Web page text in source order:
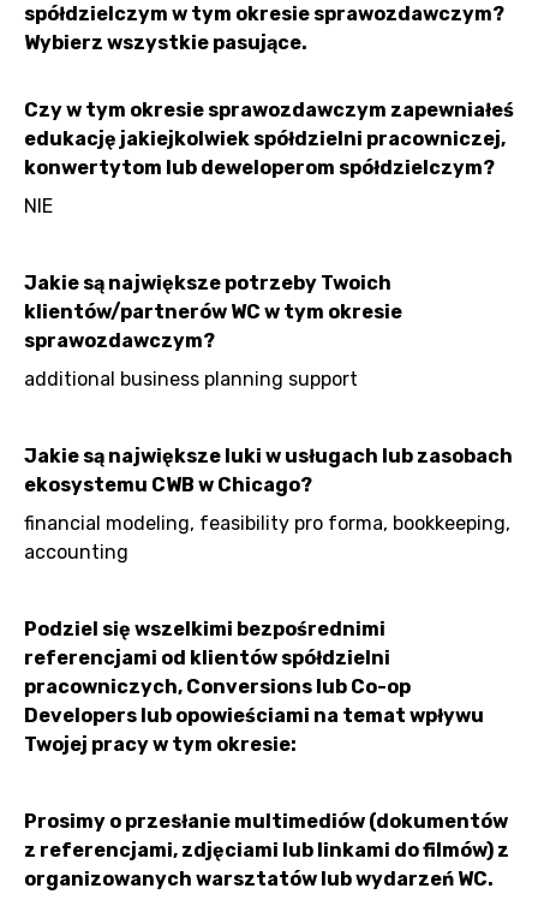
spółdzielczym w tym okresie sprawozdawczym?
Wybierz wszystkie pasujące.
Czy w tym okresie sprawozdawczym zapewniałeś
edukację jakiejkolwiek spółdzielni pracowniczej,
konwertytom lub deweloperom spółdzielczym?
NIE
Jakie są największe potrzeby Twoich
klientów/partnerów WC w tym okresie
sprawozdawczym?
additional business planning support
Jakie są największe luki w usługach lub zasobach
ekosystemu CWB w Chicago?
financial modeling, feasibility pro forma, bookkeeping,
accounting
Podziel się wszelkimi bezpośrednimi
referencjami od klientów spółdzielni
pracowniczych, Conversions lub Co-op
Developers lub opowieściami na temat wpływu
Twojej pracy w tym okresie:
Prosimy o przesłanie multimediów (dokumentów
z referencjami, zdjęciami lub linkami do filmów) z
organizowanych warsztatów lub wydarzeń WC.